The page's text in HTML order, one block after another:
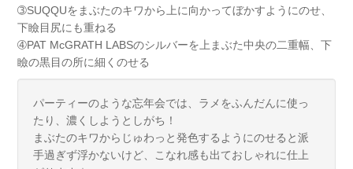
➂SUQQUをまぶたのキワから上に向かってぼかすようにのせ、
下瞼目尻にも重ねる
➃PAT McGRATH LABSのシルバーを上まぶた中央の二重幅、下
瞼の黒目の所に細くのせる
パーティーのような忘年会では、ラメをふんだんに使っ
たり、濃くしようとしがち！
まぶたのキワからじゅわっと発色するようにのせると派
手過ぎず浮かないけど、こなれ感も出ておしゃれに仕上